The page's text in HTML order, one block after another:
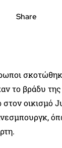
Share
το βράδυ της
στον οικισμό